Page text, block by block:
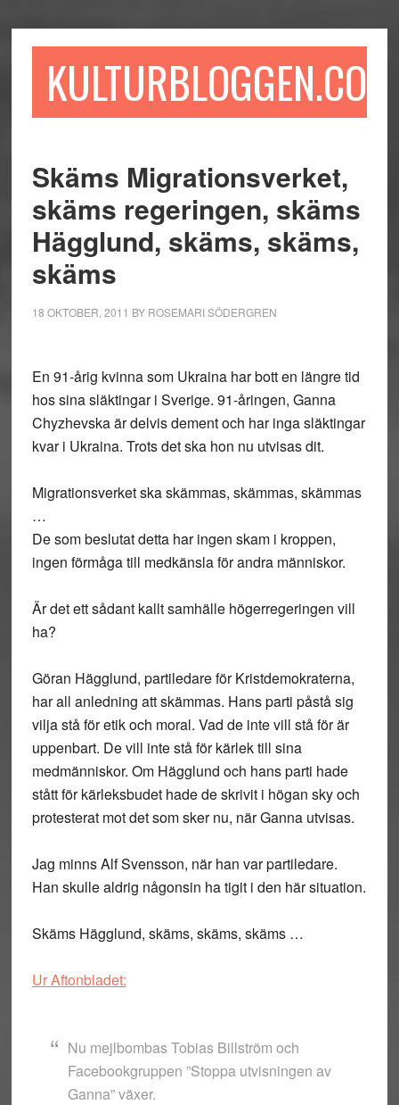
till
till
sidofältet
till
KULTURBLOGGEN.COM
Skäms Migrationsverket,
skäms regeringen, skäms
Hägglund, skäms, skäms,
skäms
18 OKTOBER, 2011 BY ROSEMARI SÖDERGREN
En 91-årig kvinna som Ukraina har bott en längre tid
hos sina släktingar i Sverige. 91-åringen, Ganna
Chyzhevska är delvis dement och har inga släktingar
kvar i Ukraina. Trots det ska hon nu utvisas dit.
Migrationsverket ska skämmas, skämmas, skämmas
…
De som beslutat detta har ingen skam i kroppen,
ingen förmåga till medkänsla för andra människor.
Är det ett sådant kallt samhälle högerregeringen vill
ha?
Göran Hägglund, partiledare för Kristdemokraterna,
har all anledning att skämmas. Hans parti påstå sig
vilja stå för etik och moral. Vad de inte vill stå för är
uppenbart. De vill inte stå för kärlek till sina
medmänniskor. Om Hägglund och hans parti hade
stått för kärleksbudet hade de skrivit i högan sky och
protesterat mot det som sker nu, när Ganna utvisas.
Jag minns Alf Svensson, när han var partiledare.
Han skulle aldrig någonsin ha tigit i den här situation.
Skäms Hägglund, skäms, skäms, skäms …
Ur Aftonbladet:
Nu mejlbombas Tobias Billström och
Facebookgruppen ”Stoppa utvisningen av
Ganna” växer.